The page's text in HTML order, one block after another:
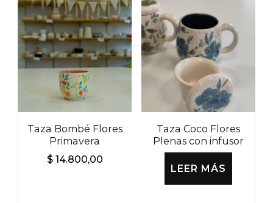
Taza Bombé Flores
Primavera
$14.800,00
Taza Coco Flores
Plenas con infusor
LEER MÁS
Buscar
por: